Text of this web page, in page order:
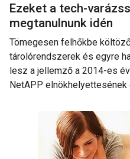
Ezeket a tech-
megtanulnunk idén
Tömegesen felhőkbe
tárolórendszerek és egyre
lesz a jellemző a 2014-es
NetAPP